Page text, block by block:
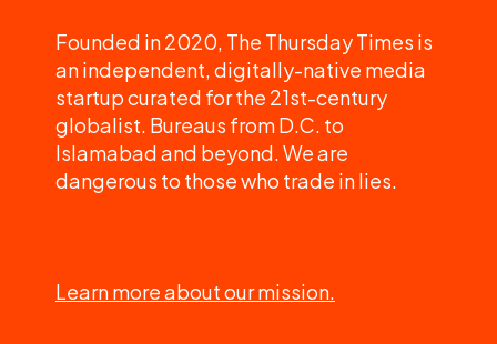
Founded in 2020, The Thursday Times is
an independent, digitally-native media
startup curated for the 21st-century
globalist. Bureaus from D.C. to
Islamabad and beyond. We are
dangerous to those who trade in lies.
Learn more about our mission.